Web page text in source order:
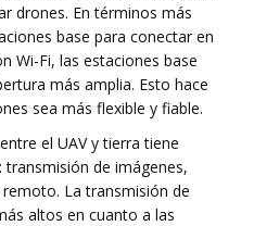
drones. En términos más
base para conectar en
Wi-Fi, las estaciones base
más amplia. Esto hace
sea más flexible y fiable.
el UAV y tierra tiene
de imágenes,
La transmisión de
altos en cuanto a las